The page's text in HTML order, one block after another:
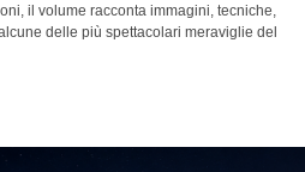
il volume racconta immagini, tecniche,
delle più spettacolari meraviglie del